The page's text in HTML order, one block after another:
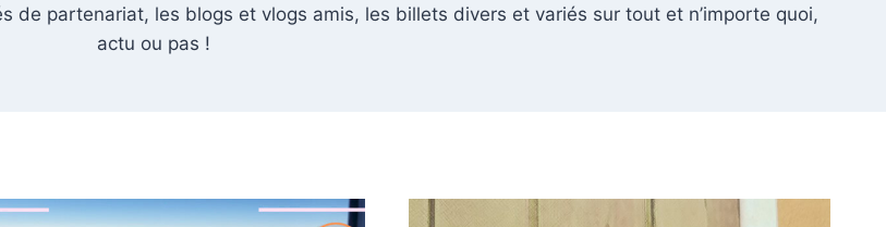
de partenariat, les blogs et vlogs amis, les billets divers et variés sur tout et n’importe quoi,
actu ou pas !